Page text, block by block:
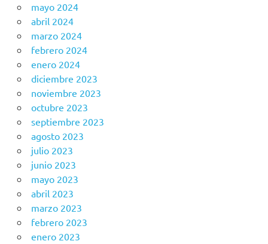
mayo 2024
abril 2024
marzo 2024
febrero 2024
enero 2024
diciembre 2023
noviembre 2023
octubre 2023
septiembre 2023
agosto 2023
julio 2023
junio 2023
mayo 2023
abril 2023
marzo 2023
febrero 2023
enero 2023